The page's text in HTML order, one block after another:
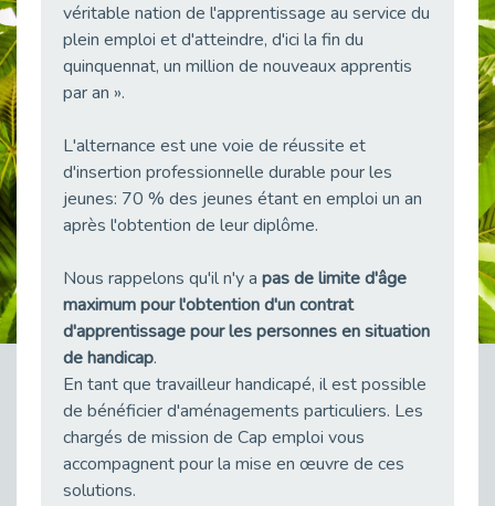
Publié le 04/05/2026
Publié le 01/05/2026
Témoignage : Le parcours de Marc, 44 ans
Publié le 30/04/2026
L’Aménagement Raisonnable : Un Levier pour l’Équité
Publié le 29/04/2026
Optimiser son CV lorsqu’on est en situation de handicap
Publié le 29/04/2026
28 avril : Agir ensemble pour une culture de prévention au travail
Publié le 27/04/2026
Mobilisation pour l’alternance et le handicap
Publié le 24/04/2026
véritable nation de l'apprentissage au service du
plein emploi et d'atteindre, d'ici la fin du
quinquennat, un million de nouveaux apprentis
par an ».
L'alternance est une voie de réussite et
d'insertion professionnelle durable pour les
jeunes: 70 % des jeunes étant en emploi un an
après l'obtention de leur diplôme.
Nous rappelons qu'il n'y a pas de limite d'âge
maximum pour l'obtention d'un contrat
d'apprentissage pour les personnes en situation
de handicap.
En tant que travailleur handicapé, il est possible
de bénéficier d'aménagements particuliers. Les
chargés de mission de Cap emploi vous
accompagnent pour la mise en œuvre de ces
solutions.